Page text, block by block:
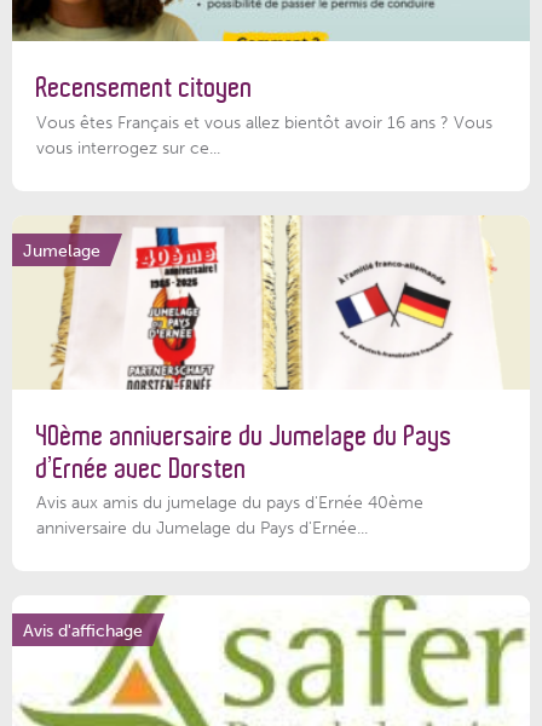
Recensement citoyen
Vous êtes Français et vous allez bientôt avoir 16 ans ? Vous
vous interrogez sur ce...
Jumelage
40ème anniversaire du Jumelage du Pays
d’Ernée avec Dorsten
Avis aux amis du jumelage du pays d'Ernée 40ème
anniversaire du Jumelage du Pays d'Ernée...
Avis d'affichage